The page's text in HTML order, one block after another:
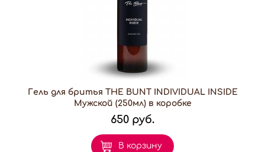
Гель для бритья THE BUNT INDIVIDUAL INSIDE
Мужской (250мл) в коробке
650 руб.
В корзину